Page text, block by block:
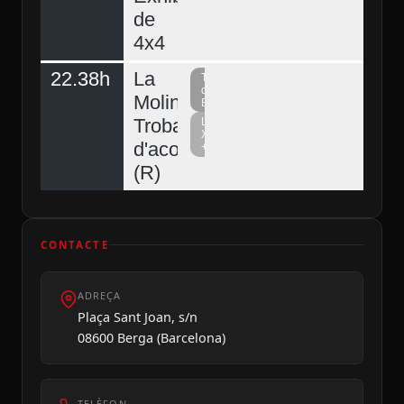
de
4x4
22.38h
La
Molina,
Trobada
d'acordionistes
(R)
Televisió
del
Berguedà
La
Xarxa
+
CONTACTE
ADREÇA
Plaça Sant Joan, s/n
08600 Berga (Barcelona)